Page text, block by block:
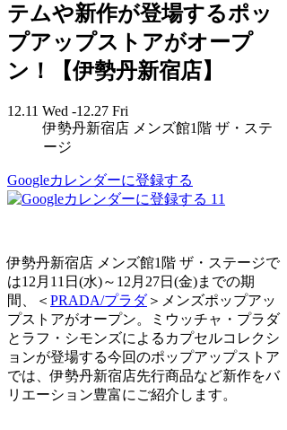
テムや新作が登場するポッ
プアップストアがオープ
ン！【伊勢丹新宿店】
12.11 Wed -12.27 Fri
伊勢丹新宿店 メンズ館1階 ザ・ステ
ージ
Googleカレンダーに登録する
11
伊勢丹新宿店 メンズ館1階 ザ・ステージで
は12月11日(水)～12月27日(金)までの期
間、＜ PRADA/プラダ＞メンズポップアッ
プストアがオープン。ミウッチャ・プラダ
とラフ・シモンズによるカプセルコレクシ
ョンが登場する今回のポップアップストア
では、伊勢丹新宿店先行商品など新作をバ
リエーション豊富にご紹介します。